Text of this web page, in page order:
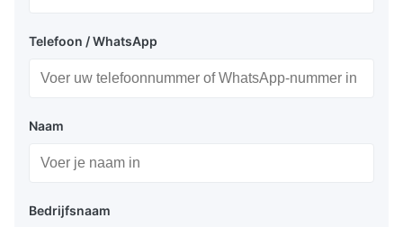
Telefoon / WhatsApp
Naam
Bedrijfsnaam